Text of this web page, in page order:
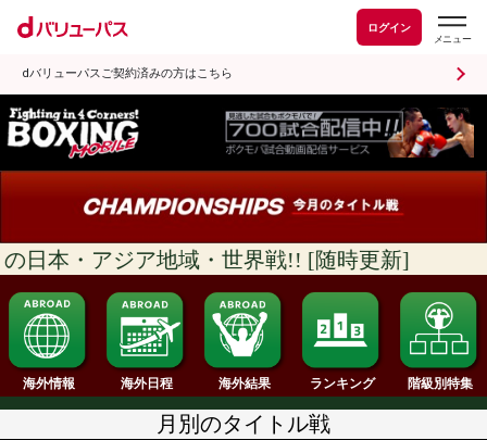
ログイン
dバリューパスご契約済みの方はこちら
日本・アジア地域・世界戦!! [随時更新]